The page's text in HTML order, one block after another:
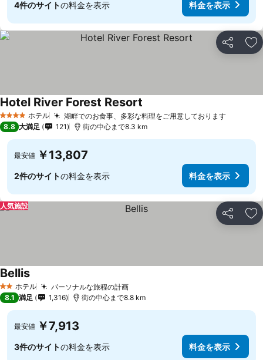
4件のサイトの料金を表示 料金を表示
シェア お
4 ホテルのランク
ホテル 湖畔でのお食事、多彩な料理をご用意しております料金を
Hotel River Forest Resort
8.8 大満足 121 街の中心まで8.3 km
最安値 ￥13,807
2件のサイトの料金を表示 料金を表示
シェア お
人気施設
2 ホテルのランク
ホテル パーソナルな旅程の計画料金を表示
Bellis料金を表示
8.1 満足 1,316 街の中心まで8.8 km
最安値 ￥7,913
3件のサイトの料金を表示 料金を表示